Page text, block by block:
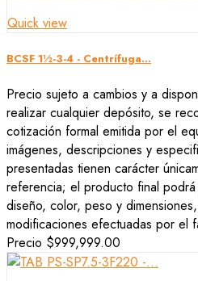
Quick view
BCSF 1½-3-4 - Centrífuga...
Precio sujeto a cambios y a
realizar cualquier depósito, se
cotización formal emitida por el
imágenes, descripciones y
presentadas tienen carácter
referencia; el producto final
diseño, color, peso y
modificaciones efectuadas por el
Precio $999,999.00